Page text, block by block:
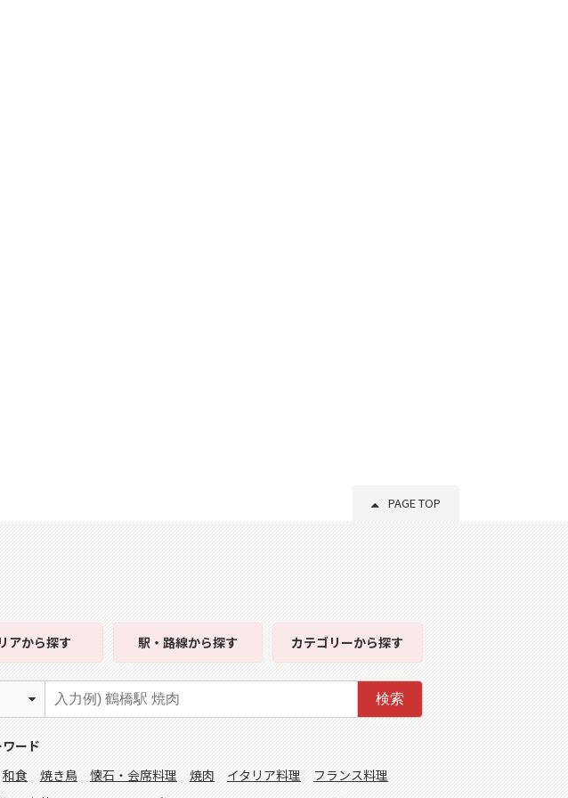
PAGE TOP
アから探す 駅・路線から探す カテゴリーから探す
検索
ード
和食 焼き鳥 懐石・会席料理 焼肉 イタリア料理
フランス料理